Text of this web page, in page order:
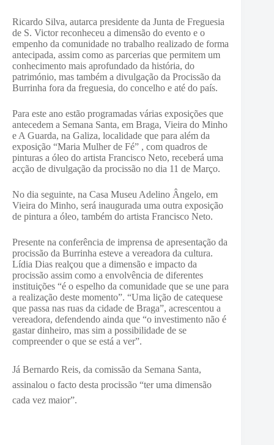
Ricardo Silva, autarca presidente da Junta de Freguesia
de S. Victor reconheceu a dimensão do evento e o
empenho da comunidade no trabalho realizado de forma
antecipada, assim como as parcerias que permitem um
conhecimento mais aprofundado da história, do
património, mas também a divulgação da Procissão da
Burrinha fora da freguesia, do concelho e até do país.
Para este ano estão programadas várias exposições que
antecedem a Semana Santa, em Braga, Vieira do Minho
e A Guarda, na Galiza, localidade que para além da
exposição “Maria Mulher de Fé” , com quadros de
pinturas a óleo do artista Francisco Neto, receberá uma
acção de divulgação da procissão no dia 11 de Março.
No dia seguinte, na Casa Museu Adelino Ângelo, em
Vieira do Minho, será inaugurada uma outra exposição
de pintura a óleo, também do artista Francisco Neto.
Presente na conferência de imprensa de apresentação da
procissão da Burrinha esteve a vereadora da cultura.
Lídia Dias realçou que a dimensão e impacto da
procissão assim como a envolvência de diferentes
instituições “é o espelho da comunidade que se une para
a realização deste momento”. “Uma lição de catequese
que passa nas ruas da cidade de Braga”, acrescentou a
vereadora, defendendo ainda que “o investimento não é
gastar dinheiro, mas sim a possibilidade de se
compreender o que se está a ver”.
Já Bernardo Reis, da comissão da Semana Santa,
assinalou o facto desta procissão “ter uma dimensão
cada vez maior”.